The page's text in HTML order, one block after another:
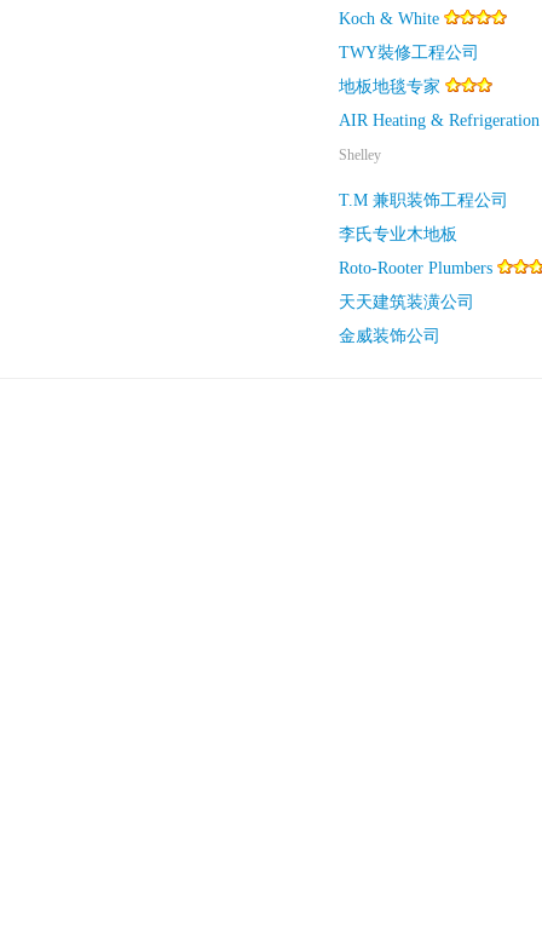
Koch & White
TWY裝修工程公司
地板地毯专家
AIR Heating & Refrigeration
Shelley
T.M 兼职装饰工程公司
李氏专业木地板
Roto-Rooter Plumbers
天天建筑装潢公司
金威装饰公司